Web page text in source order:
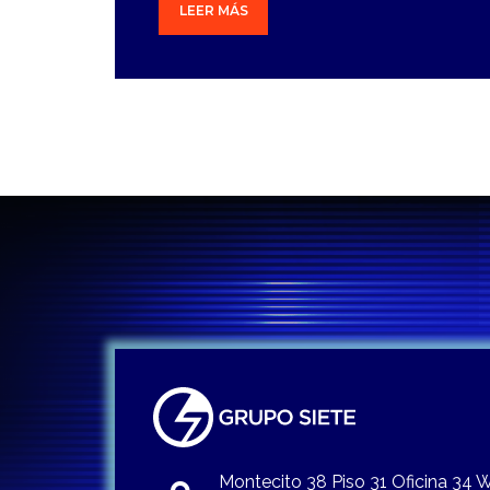
LEER MÁS
Montecito 38 Piso 31 Oficina 34